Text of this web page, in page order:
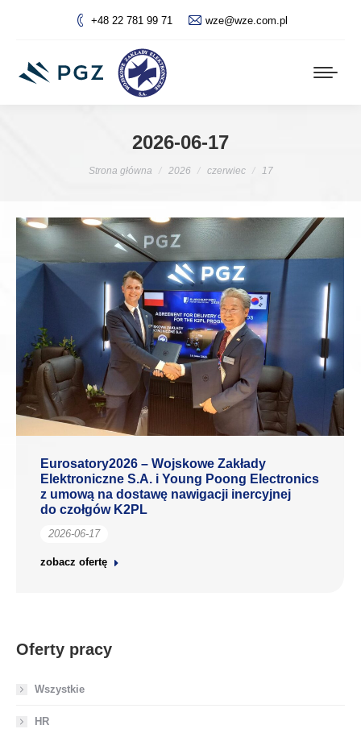
+48 22 781 99 71 wze@wze.com.pl
2026-06-17
Jesteś tutaj:
Strona główna 2026 czerwiec 17
Eurosatory2026 – Wojskowe Zakłady
Elektroniczne S.A. i Young Poong Electronics
z umową na dostawę nawigacji inercyjnej
do czołgów K2PL
2026-06-17
zobacz ofertę
Oferty pracy
Wszystkie
HR